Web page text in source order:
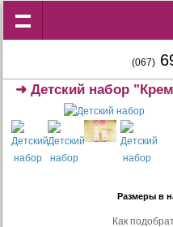
(067)
➜Детский набор
Размеры в
Как